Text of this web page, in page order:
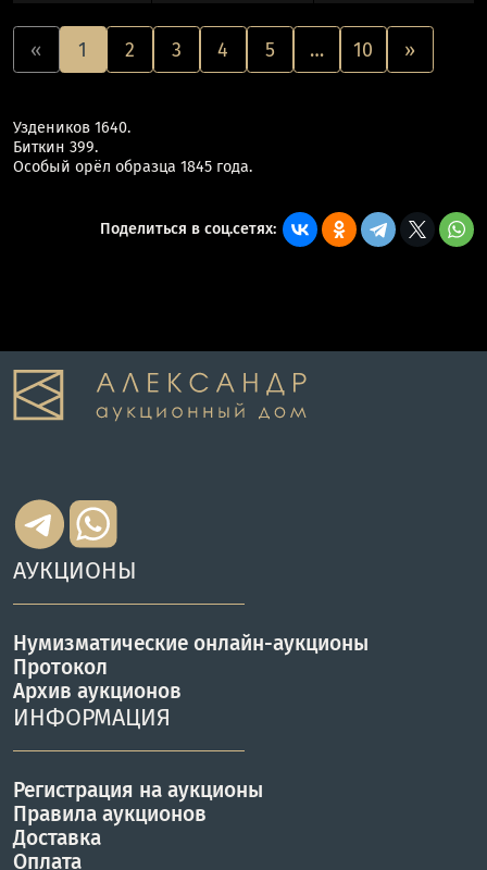
« 1 2 3 4 5 … 10 »
Уздеников 1640.
Биткин 399.
Особый орёл образца 1845 года.
Поделиться в соц.сетях:
АУКЦИОНЫ
Нумизматические онлайн-аукционы
Протокол
Архив аукционов
ИНФОРМАЦИЯ
Регистрация на аукционы
Правила аукционов
Доставка
Оплата